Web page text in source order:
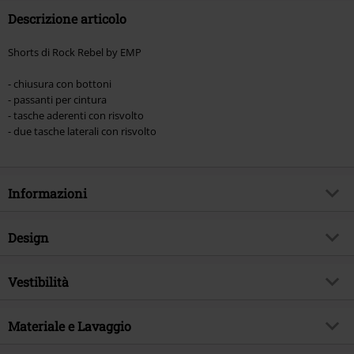
Descrizione articolo
Shorts di Rock Rebel by EMP
- chiusura con bottoni
- passanti per cintura
- tasche aderenti con risvolto
- due tasche laterali con risvolto
Informazioni
Codice articolo
Brand
Tema
Design
Tipologia prodotto
Dettagli
Vestibilità
Lughezza (abbigliamento)
Materiale e Lavaggio